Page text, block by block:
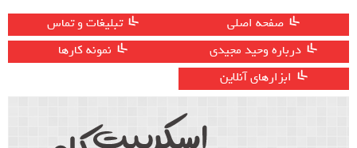
صفحه اصلی
تبلیغات و تماس
درباره وحید مجیدی
نمونه کارها
ابزارهای آنلاین